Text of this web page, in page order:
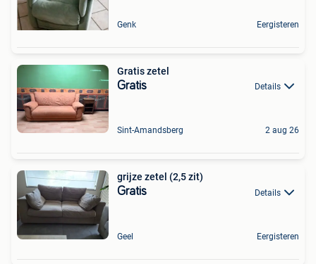
Genk Eergisteren
Gratis zetel
Gratis Details
Sint-Amandsberg 2 aug 26
grijze zetel (2,5 zit)
Gratis Details
Geel Eergisteren